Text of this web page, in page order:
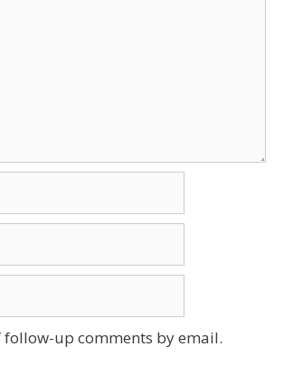
up comments by email.